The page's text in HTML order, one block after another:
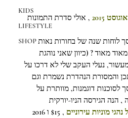
KIDS
LIFESTYLE
SHOP
2015
, אולי סדרת התמונות
לוחות שנה של בחורות נאות
מאוד ? (כיוון שאני נוהגת
נעלי העקב שלי לא דרכו על
והמסורת הנהדרת נשמרת וגם
לסוכנות דוגמנות, מוותרת על
הנה הגירסה הניו-יורקית
מוניות עירוניים